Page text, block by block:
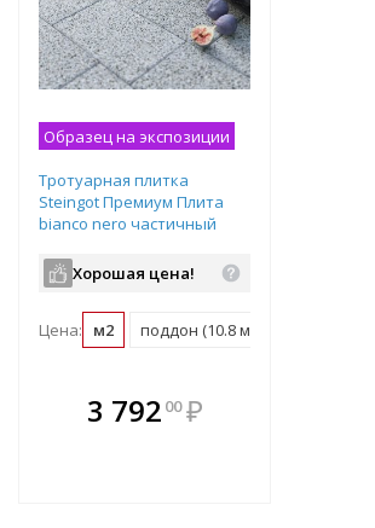
Образец на экспозиции
Тротуарная плитка
Steingot Премиум Плита
bianco nero частичный
Хорошая цена!
Цена: м2 поддон (10.8 м2)
3 792 00 ₽